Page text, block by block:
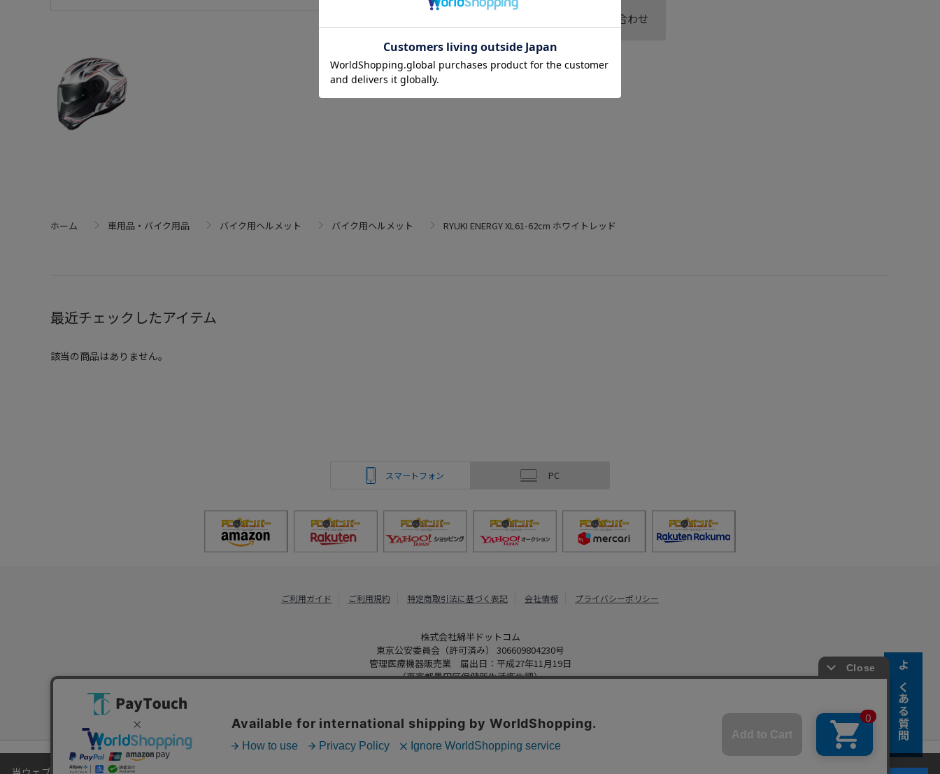
よくある質問
この商品へのお問い合わせ
ホーム 車用品・バイク用品 バイク用ヘルメット バイク用ヘルメット RYUKI ENERGY XL61-62cm ホワイトレッド
最近チェックしたアイテム
該当の商品はありません。
スマートフォン PC
ご利用ガイド ご利用規約 特定商取引法に基づく表記 会社情報 プライバシーポリシー
株式会社綿半ドットコム
東京公安委員会（許可済み） 306609804230号
管理医療機器販売業 届出日：平成27年11月19日
（東京都墨田区保健所生活衛生課）
Copyright 2022Watahan.com Co., Ltd. Powered by Watahan Partners Co., Ltd.